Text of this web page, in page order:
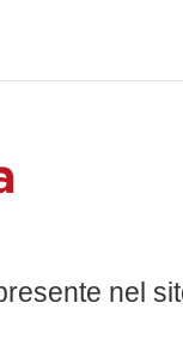
nel